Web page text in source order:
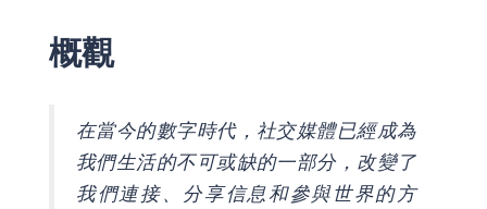
概觀
在當今的數字時代，社交媒體已經成為
我們生活的不可或缺的一部分，改變了
我們連接、分享信息和參與世界的方